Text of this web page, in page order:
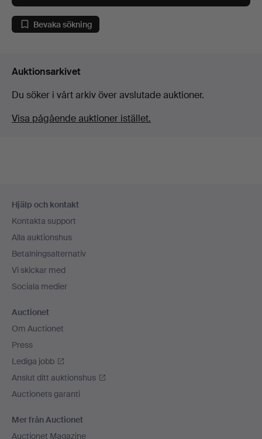
Bevaka sökning
Auktionsarkivet
Du söker i vårt arkiv över avslutade auktioner.
Visa pågående auktioner istället.
Hjälp och kontakt
Kontakta support
Alla auktionshus
Betalningsalternativ
Vi skickar med
Sociala medier
Auctionet
Om Auctionet
Press
Lediga jobb
Anslut ditt auktionshus
Auctionets garanti
Mer från Auctionet
Auctionet Magazine